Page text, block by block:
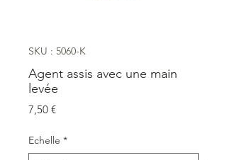
SKU : 5060-K
Agent assis avec une main
levée
7,50 €Prix
Echelle *